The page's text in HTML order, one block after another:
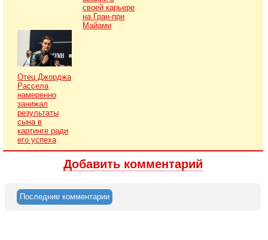
своей карьере
на Гран-при
Майами
Отец Джорджа
Рассела
намеренно
занижал
результаты
сына в
картинге ради
его успеха
Добавить комментарий
Последние комментарии